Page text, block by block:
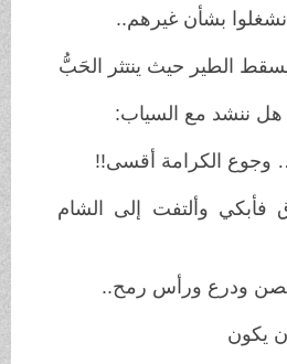
بشأن غيرهم..
الطير حيث ينتثر الحَبُّ
ننشد مع السياب:
الكرامة أقسى!!
وألتفت إلى الشام
ودرع ورأس رمح..